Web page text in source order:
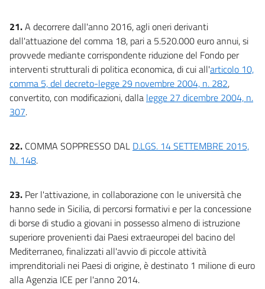
21.A decorrere dall'anno 2016, agli oneri derivanti
dall'attuazione del comma 18, pari a 5.520.000 euro annui, si
provvede mediante corrispondente riduzione del Fondo per
interventi strutturali di politica economica, di cui all'articolo 10,
comma 5, del decreto-legge 29 novembre 2004, n. 282,
convertito, con modificazioni, dalla legge 27 dicembre 2004, n.
307.
22. COMMA SOPPRESSO DAL D.LGS. 14 SETTEMBRE 2015,
N. 148.
23. Per l'attivazione, in collaborazione con le università che
hanno sede in Sicilia, di percorsi formativi e per la concessione
di borse di studio a giovani in possesso almeno di istruzione
superiore provenienti dai Paesi extraeuropei del bacino del
Mediterraneo, finalizzati all'avvio di piccole attività
imprenditoriali nei Paesi di origine, è destinato 1 milione di euro
alla Agenzia ICE per l'anno 2014.